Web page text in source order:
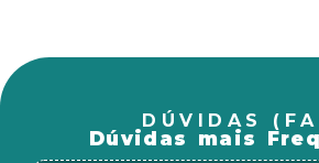
DÚVIDAS
Dúvidas mais